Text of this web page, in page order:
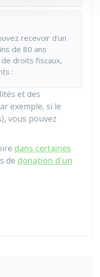
recevoir d'un
de 80 ans
droits fiscaux,
:
et des
exemple, si le
vous pouvez
dans certaines
de donation d'un